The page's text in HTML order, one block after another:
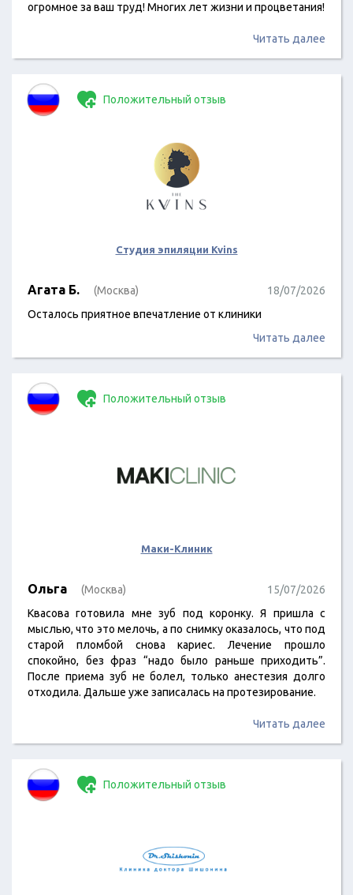
огромное за ваш труд! Многих лет жизни и процветания!
Читать далее
Положительный отзыв
Студия эпиляции Kvins
Агата Б. (Москва)
18/07/2026
Осталось приятное впечатление от клиники
Читать далее
Положительный отзыв
Маки-Клиник
Ольга (Москва)
15/07/2026
Квасова готовила мне зуб под коронку. Я пришла с
мыслью, что это мелочь, а по снимку оказалось, что под
старой пломбой снова кариес. Лечение прошло
спокойно, без фраз “надо было раньше приходить”.
После приема зуб не болел, только анестезия долго
отходила. Дальше уже записалась на протезирование.
Читать далее
Положительный отзыв